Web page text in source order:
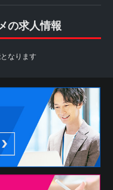
の求人情報
なります